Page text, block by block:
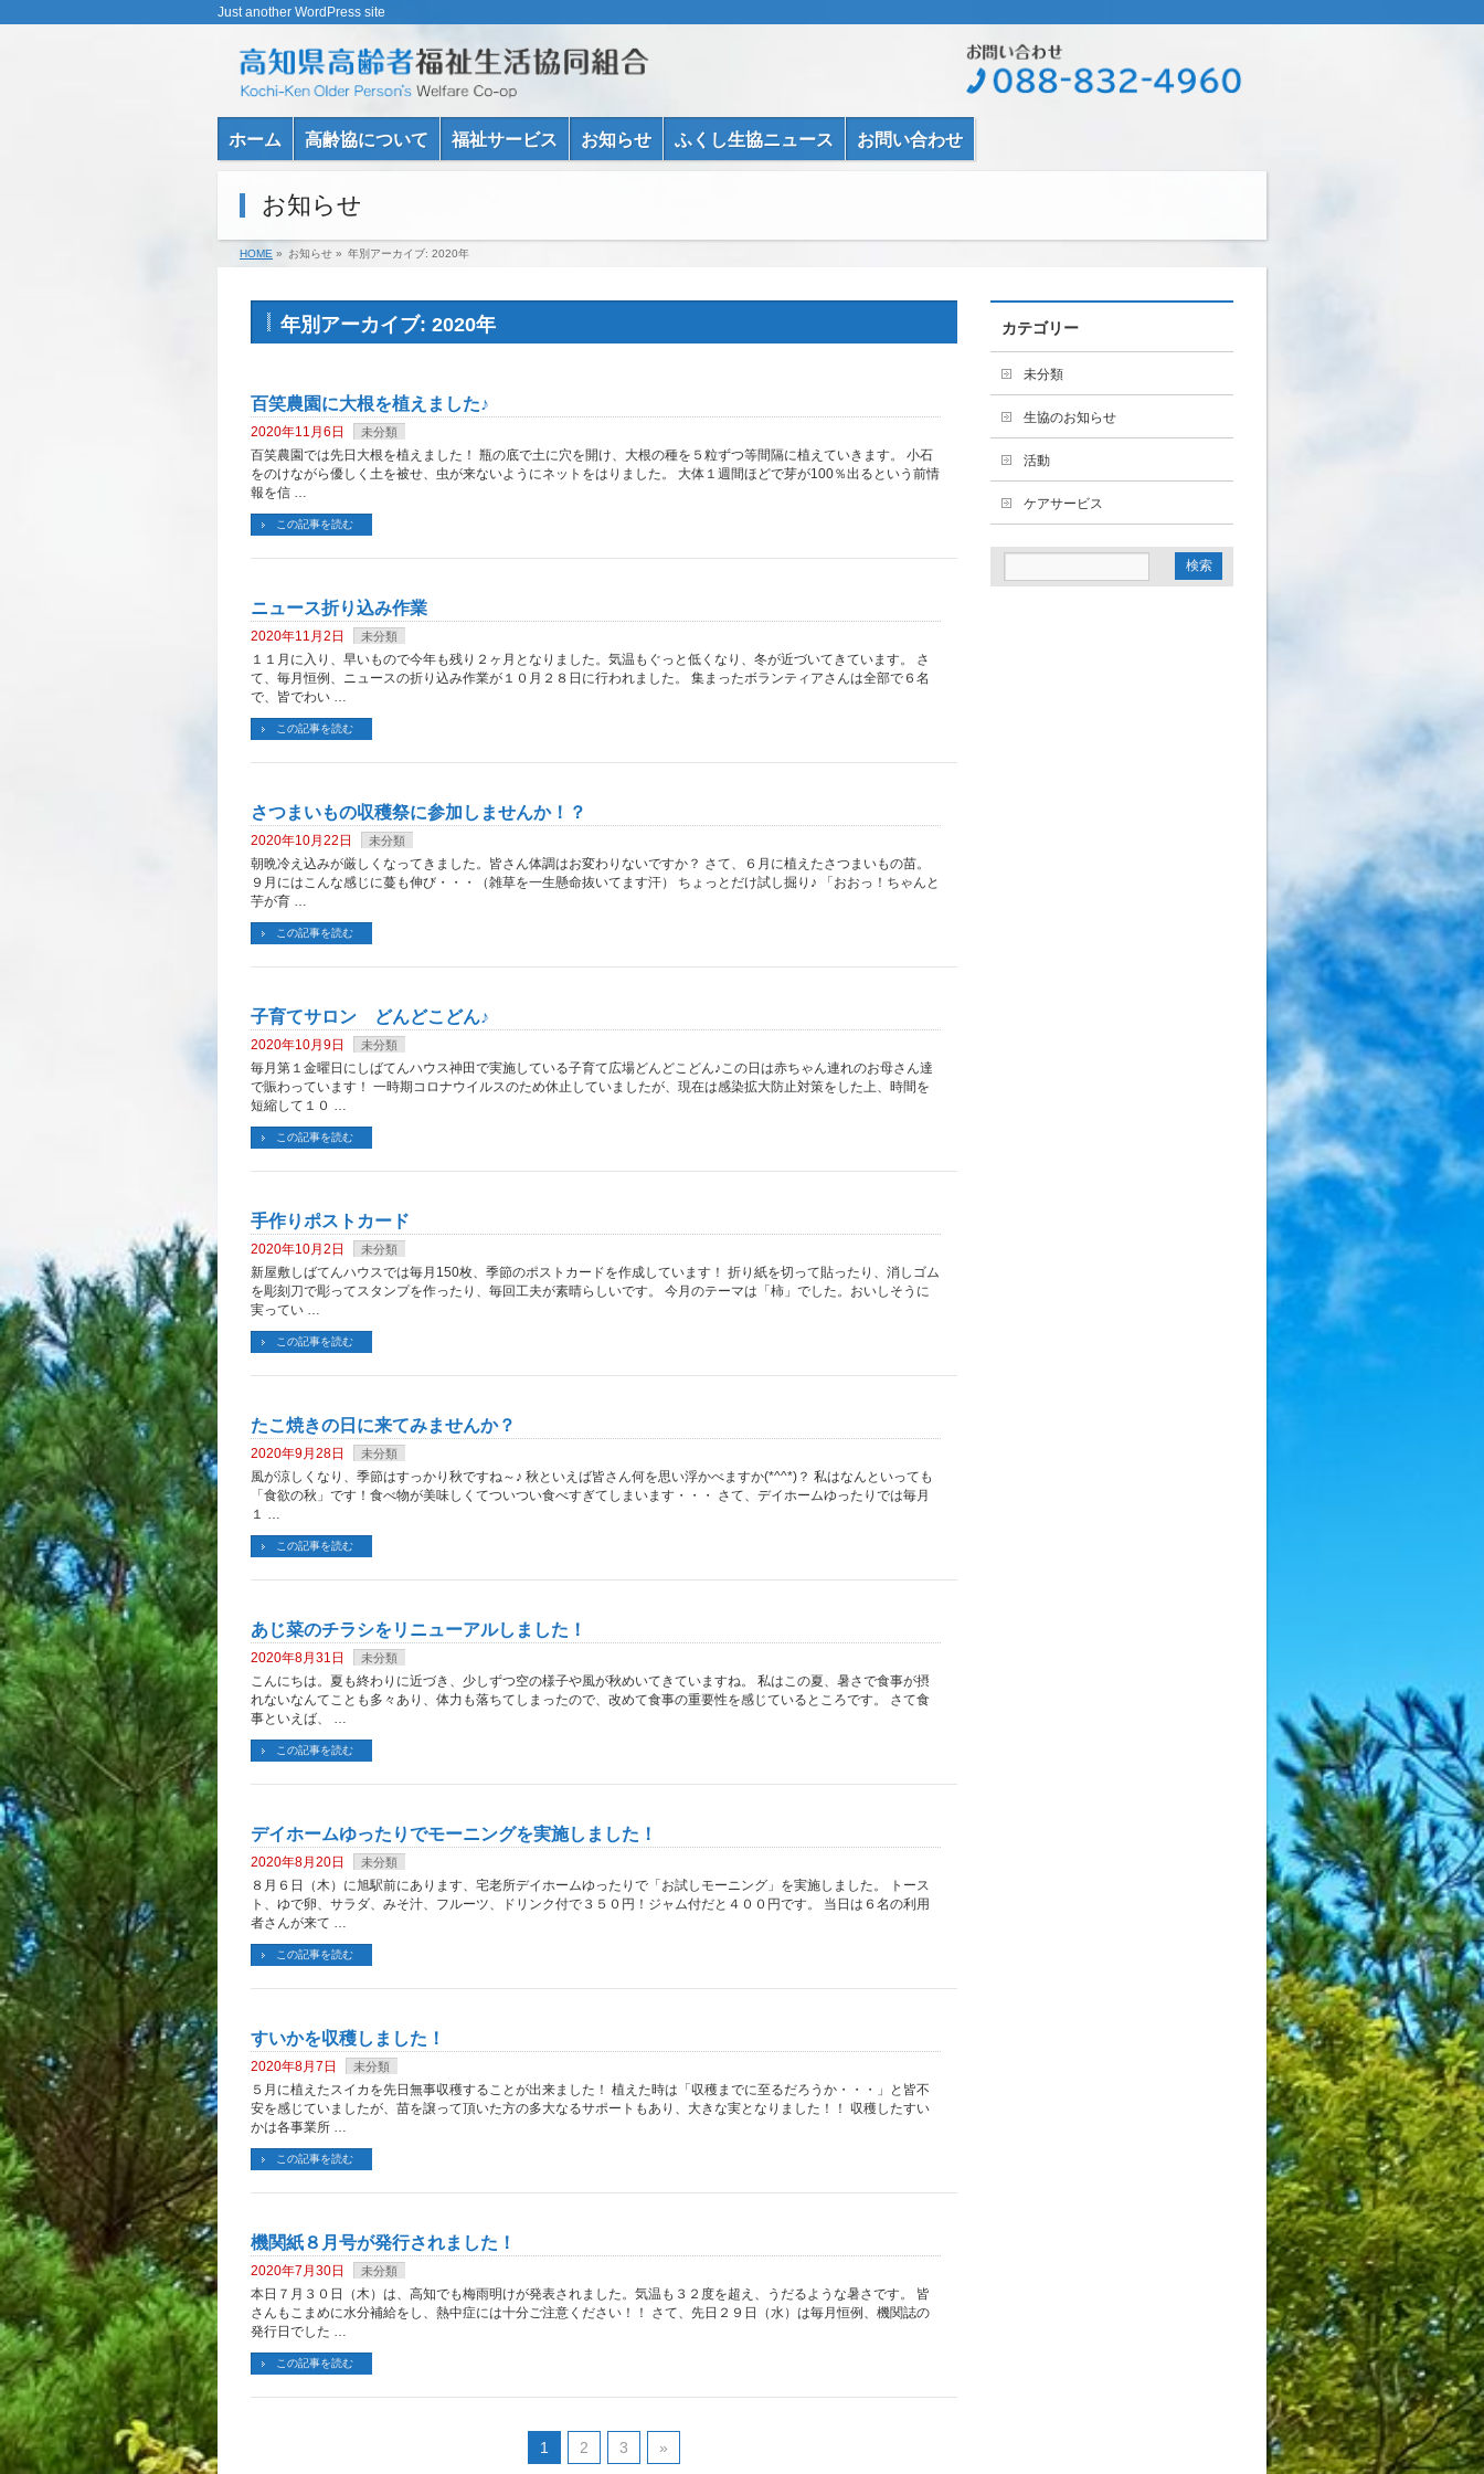
Just another WordPress site
ホーム 高齢協について 福祉サービス お知らせ ふくし生協ニュース お問い合わせ
お知らせ
HOME » お知らせ » 年別アーカイブ: 2020年
年別アーカイブ: 2020年
百笑農園に大根を植えました♪
2020年11月6日 未分類
百笑農園では先日大根を植えました！ 瓶の底で土に穴を開け、大根の種を５粒ずつ等間隔に植えていきます。 小石
をのけながら優しく土を被せ、虫が来ないようにネットをはりました。 大体１週間ほどで芽が100％出るという前情
報を信 …
この記事を読む
ニュース折り込み作業
2020年11月2日 未分類
１１月に入り、早いもので今年も残り２ヶ月となりました。気温もぐっと低くなり、冬が近づいてきています。 さ
て、毎月恒例、ニュースの折り込み作業が１０月２８日に行われました。 集まったボランティアさんは全部で６名
で、皆でわい …
この記事を読む
さつまいもの収穫祭に参加しませんか！？
2020年10月22日 未分類
朝晩冷え込みが厳しくなってきました。皆さん体調はお変わりないですか？ さて、６月に植えたさつまいもの苗。
９月にはこんな感じに蔓も伸び・・・（雑草を一生懸命抜いてます汗） ちょっとだけ試し掘り♪ 「おおっ！ちゃんと
芋が育 …
この記事を読む
子育てサロン どんどこどん♪
2020年10月9日 未分類
毎月第１金曜日にしばてんハウス神田で実施している子育て広場どんどこどん♪この日は赤ちゃん連れのお母さん達
で賑わっています！ 一時期コロナウイルスのため休止していましたが、現在は感染拡大防止対策をした上、時間を
短縮して１０ …
この記事を読む
手作りポストカード
2020年10月2日 未分類
新屋敷しばてんハウスでは毎月150枚、季節のポストカードを作成しています！ 折り紙を切って貼ったり、消しゴム
を彫刻刀で彫ってスタンプを作ったり、毎回工夫が素晴らしいです。 今月のテーマは「柿」でした。おいしそうに
実ってい …
この記事を読む
たこ焼きの日に来てみませんか？
2020年9月28日 未分類
風が涼しくなり、季節はすっかり秋ですね～♪ 秋といえば皆さん何を思い浮かべますか(*^^*)？ 私はなんといっても
「食欲の秋」です！食べ物が美味しくてついつい食べすぎてしまいます・・・ さて、デイホームゆったりでは毎月
１ …
この記事を読む
あじ菜のチラシをリニューアルしました！
2020年8月31日 未分類
こんにちは。夏も終わりに近づき、少しずつ空の様子や風が秋めいてきていますね。 私はこの夏、暑さで食事が摂
れないなんてことも多々あり、体力も落ちてしまったので、改めて食事の重要性を感じているところです。 さて食
事といえば、 …
この記事を読む
デイホームゆったりでモーニングを実施しました！
2020年8月20日 未分類
８月６日（木）に旭駅前にあります、宅老所デイホームゆったりで「お試しモーニング」を実施しました。 トース
ト、ゆで卵、サラダ、みそ汁、フルーツ、ドリンク付で３５０円！ジャム付だと４００円です。 当日は６名の利用
者さんが来て …
この記事を読む
すいかを収穫しました！
2020年8月7日 未分類
５月に植えたスイカを先日無事収穫することが出来ました！ 植えた時は「収穫までに至るだろうか・・・」と皆不
安を感じていましたが、苗を譲って頂いた方の多大なるサポートもあり、大きな実となりました！！ 収穫したすい
かは各事業所 …
この記事を読む
機関紙８月号が発行されました！
2020年7月30日 未分類
本日７月３０日（木）は、高知でも梅雨明けが発表されました。気温も３２度を超え、うだるような暑さです。 皆
さんもこまめに水分補給をし、熱中症には十分ご注意ください！！ さて、先日２９日（水）は毎月恒例、機関誌の
発行日でした …
この記事を読む
1 2 3 »
カテゴリー
未分類
生協のお知らせ
活動
ケアサービス